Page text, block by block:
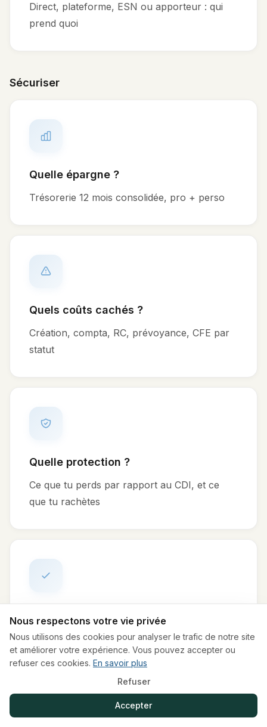
Direct, plateforme, ESN ou apporteur : qui
prend quoi
Sécuriser
Quelle épargne ?
Trésorerie 12 mois consolidée, pro + perso
Quels coûts cachés ?
Création, compta, RC, prévoyance, CFE par
statut
Quelle protection ?
Ce que tu perds par rapport au CDI, et ce
que tu rachètes
Coche tes blocages, obtiens un score et la
marche à suivre
Nous respectons votre vie privée
Nous utilisons des cookies pour analyser le trafic de notre site
et améliorer votre expérience. Vous pouvez accepter ou
refuser ces cookies. En savoir plus
Refuser
Accepter